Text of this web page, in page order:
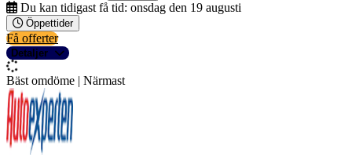
Du kan tidigast få tid: onsdag den 19 augusti
Öppettider
Få offerter
Detaljer
Bäst omdöme | Närmast